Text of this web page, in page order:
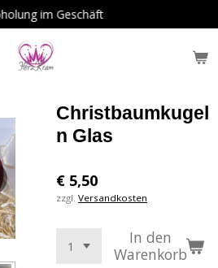
im Geschäft
Christbaumkugel
n Glas
€ 5,50
zzgl. Versandkosten
In den
Warenkorb